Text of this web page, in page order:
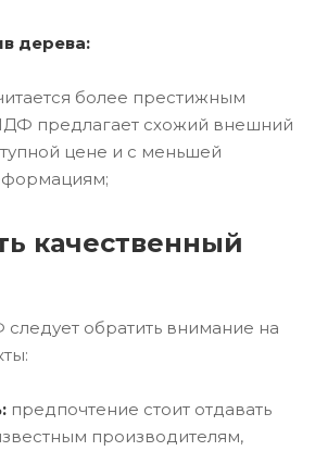
дерева:
более престижным
предлагает схожий внешний
цене и с меньшей
качественный
обратить внимание на
предпочтение стоит отдавать
производителям,